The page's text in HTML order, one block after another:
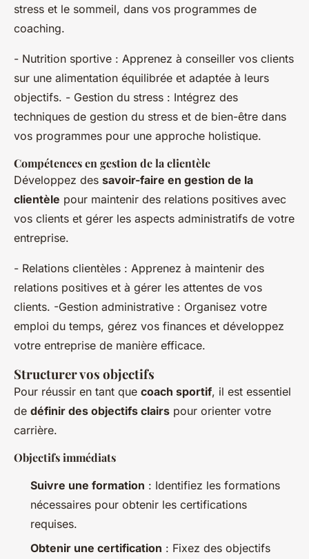
stress et le sommeil, dans vos programmes de
coaching.
- Nutrition sportive : Apprenez à conseiller vos clients
sur une alimentation équilibrée et adaptée à leurs
objectifs. - Gestion du stress : Intégrez des
techniques de gestion du stress et de bien-être dans
vos programmes pour une approche holistique.
Compétences en gestion de la clientèle
Développez des savoir-faire en gestion de la
clientèle pour maintenir des relations positives avec
vos clients et gérer les aspects administratifs de votre
entreprise.
- Relations clientèles : Apprenez à maintenir des
relations positives et à gérer les attentes de vos
clients. -Gestion administrative : Organisez votre
emploi du temps, gérez vos finances et développez
votre entreprise de manière efficace.
Structurer vos objectifs
Pour réussir en tant que coach sportif, il est essentiel
de définir des objectifs clairs pour orienter votre
carrière.
Objectifs immédiats
Suivre une formation : Identifiez les formations
nécessaires pour obtenir les certifications
requises.
Obtenir une certification : Fixez des objectifs